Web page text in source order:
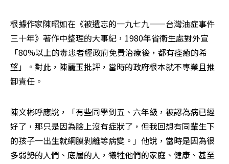
根據作家陳昭如在《被遺忘的一九七九——台灣油症事件
三十年》著作中整理的大事紀，1980年省衛生處對外宣
「80%以上的毒患者經政府免費治療後，都有痊癒的希
望」。對此，陳麗玉批評，當時的政府根本就不專業且推
卸責任。
陳文彬呼應說，「有些同學到五、六年級，被認為病已經
好了，那只是因為臉上沒有症狀了，但我回想有同輩生下
的孩子一出生就網膜剝離等病變。」他說，當時是因為很
多弱勢的人們、底層的人，犧牲他們的家庭、健康、甚至